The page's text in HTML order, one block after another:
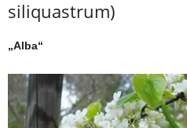
siliquastrum)
„Alba“